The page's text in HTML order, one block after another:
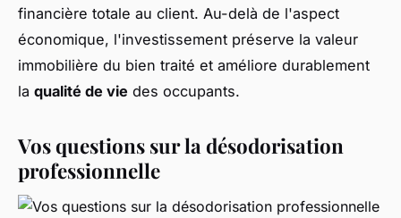
financière totale au client. Au-delà de l'aspect
économique, l'investissement préserve la valeur
immobilière du bien traité et améliore durablement
la qualité de vie des occupants.
Vos questions sur la désodorisation
professionnelle